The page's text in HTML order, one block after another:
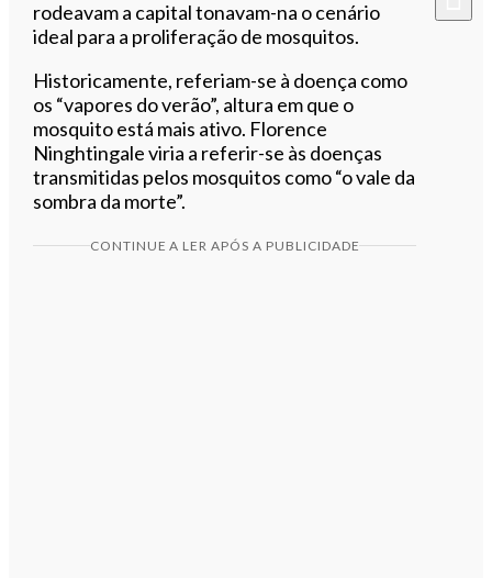
rodeavam a capital tonavam-na o cenário
ideal para a proliferação de mosquitos.
Historicamente, referiam-se à doença como
os “vapores do verão”, altura em que o
mosquito está mais ativo. Florence
Ninghtingale viria a referir-se às doenças
transmitidas pelos mosquitos como “o vale da
sombra da morte”.
CONTINUE A LER APÓS A PUBLICIDADE